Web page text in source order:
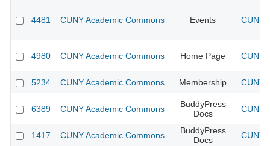
4481 CUNY Academic Commons Events CUNY
4980 CUNY Academic Commons Home Page CUNY
5234 CUNY Academic Commons Membership CUNY
6389 CUNY Academic Commons
BuddyPress
Docs
CUNY
1417 CUNY Academic Commons
BuddyPress
Docs
CUNY